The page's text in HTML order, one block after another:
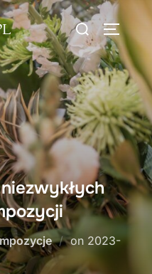
Search
for:
on Posted
2023-